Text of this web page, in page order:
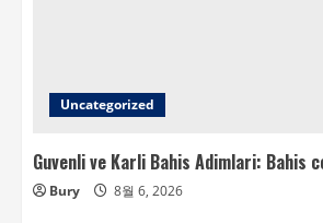
Uncategorized
Guvenli ve Karli Bahis Adimlari: Bahis
Bury 8월 6, 2026